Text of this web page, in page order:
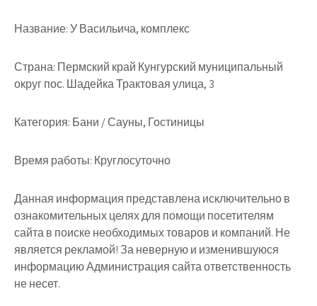
Название:У Васильича, комплекс
Страна: Пермский край Кунгурский муниципальный
округ пос. Шадейка Трактовая улица, 3
Категория: Бани / Сауны, Гостиницы
Время работы: Круглосуточно
Данная информация представлена исключительно в
ознакомительных целях для помощи посетителям
сайта в поиске необходимых товаров и компаний. Не
является рекламой! За неверную и изменившуюся
информацию Администрация сайта ответственность
не несет.